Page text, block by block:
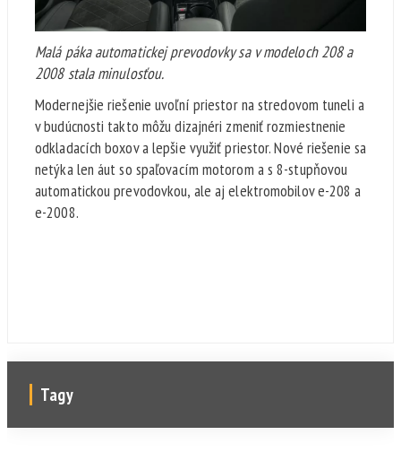
Malá páka automatickej prevodovky sa v modeloch 208 a
2008 stala minulosťou.
Modernejšie riešenie uvoľní priestor na stredovom tuneli a
v budúcnosti takto môžu dizajnéri zmeniť rozmiestnenie
odkladacích boxov a lepšie využiť priestor. Nové riešenie sa
netýka len áut so spaľovacím motorom a s 8-stupňovou
automatickou prevodovkou, ale aj elektromobilov e-208 a
e-2008.
Tagy